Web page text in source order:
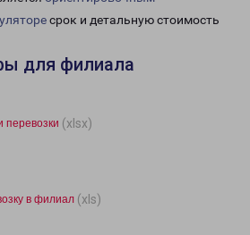
срок и детальную стоимость
для филиала
перевозки (xlsx)
в филиал (xls)